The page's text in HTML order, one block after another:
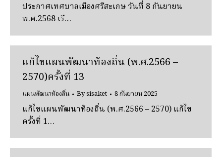
ประกาศเทศบาลเมืองศรีสะเกษ วันที่ 8 กันยายน
พ.ศ.2568 เรื…
แก้ไขแผนพัฒนาท้องถิ่น (พ.ศ.2566 –
2570)ครั้งที่ 13
แผนพัฒนาท้องถิ่น Bysisaket 8 กันยายน 2025
แก้ไขแผนพัฒนาท้องถิ่น (พ.ศ.2566 – 2570) แก้ไข
ครั้งที่ 1…